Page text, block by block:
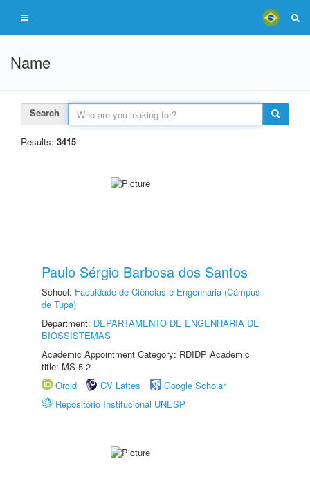
Name
Search
Results: 3415
Paulo Sérgio Barbosa dos Santos
School: Faculdade de Ciências e Engenharia (Câmpus
de Tupã)
Department: DEPARTAMENTO DE ENGENHARIA DE
BIOSSISTEMAS
Academic Appointment Category: RDIDP Academic
title: MS-5.2
Orcid
CV Lattes
Google Scholar
Repositório Institucional UNESP